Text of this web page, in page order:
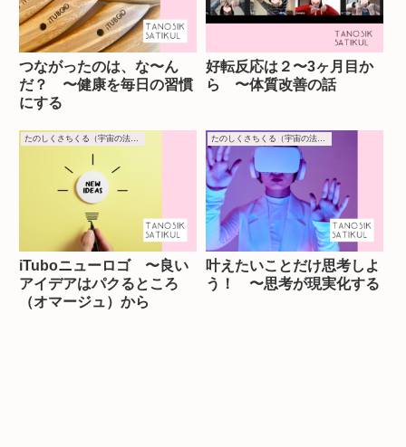
つながったのは、な〜ん
だ？ 〜健康を毎日の習慣
にする
好転反応は２〜3ヶ月目か
ら 〜体質改善の話
iTuboニューロゴ 〜良い
アイデアはパクるところ
（オマージュ）から
叶えたいことだけ思考しよ
う！ 〜思考が現実化する